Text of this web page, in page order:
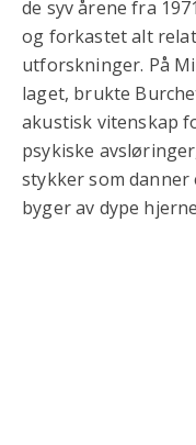
de syv årene fra
og forkastet alt
utforskninger. På
laget, brukte
akustisk vitenskap
psykiske
stykker som
byger av dype